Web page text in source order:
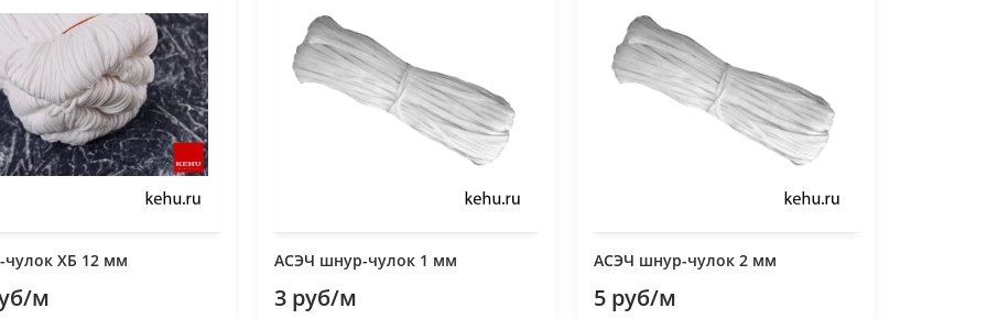
ХБ 12 мм
м
АСЭЧ шнур-чулок 1 мм
3 руб/м
АСЭЧ шнур-чулок 2 мм
5 руб/м